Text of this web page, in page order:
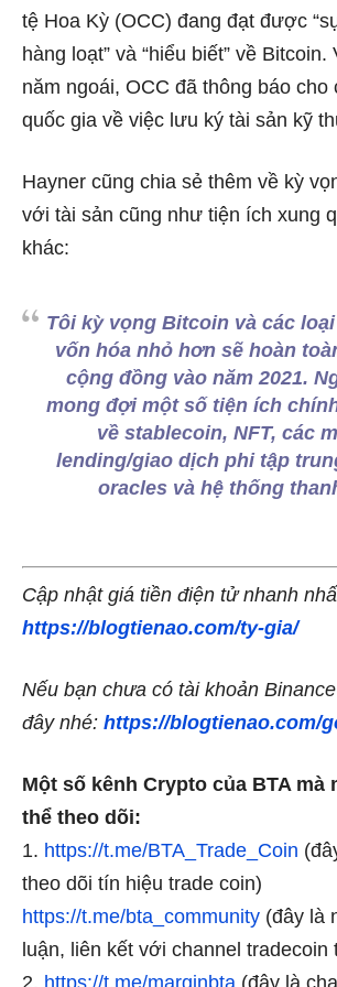
tệ Hoa Kỳ (OCC) đang đạt được
hàng loạt” và “hiểu biết” về Bitcoin.
năm ngoái, OCC đã thông báo cho
quốc gia về việc lưu ký tài sản kỹ
Hayner cũng chia sẻ thêm về kỳ
với tài sản cũng như tiện ích xung
khác:
Tôi kỳ vọng Bitcoin và các
vốn hóa nhỏ hơn sẽ hoàn
cộng đồng vào năm 2021.
mong đợi một số tiện ích
về stablecoin, NFT, các
lending/giao dịch phi tập
oracles và hệ thống
Cập nhật giá tiền điện tử nhanh
https://blogtienao.com/ty-gia/
Nếu bạn chưa có tài khoản
đây nhé: https://blogtienao.com/
Một số kênh Crypto của BTA
thể theo dõi:
1. https://t.me/BTA_Trade_Coin
theo dõi tín hiệu trade coin)
https://t.me/bta_community (đây là
luận, liên kết với channel tradecoin
2. https://t.me/marginbta (đây là